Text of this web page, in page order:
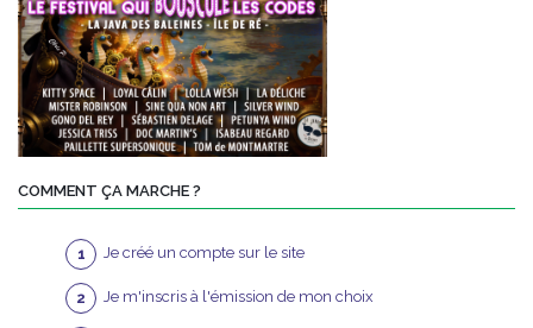
COMMENT ÇA MARCHE ?
Je créé un compte sur le site
Je m'inscris à l'émission de mon choix